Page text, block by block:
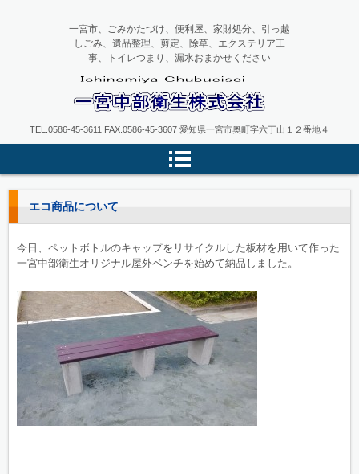
一宮中部衛生
一宮市、ごみかたづけ、便利屋、家財処分、引っ越
しごみ、遺品整理、剪定、除草、エクステリア工
事、トイレつまり、漏水おまかせください
TEL.0586-45-3611 FAX.0586-45-3607 愛知県一宮市奥町字六丁山１２番地４
エコ商品について
今日、ペットボトルのキャップをリサイクルした板材を用いて作った
一宮中部衛生オリジナル屋外ベンチを始めて納品しました。